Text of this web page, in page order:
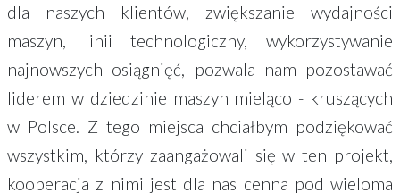
dla naszych klientów, zwiększanie wydajności
maszyn, linii technologiczny, wykorzystywanie
najnowszych osiągnięć, pozwala nam pozostawać
liderem w dziedzinie maszyn mieląco - kruszących
w Polsce. Z tego miejsca chciałbym podziękować
wszystkim, którzy zaangażowali się w ten projekt,
kooperacja z nimi jest dla nas cenna pod wieloma